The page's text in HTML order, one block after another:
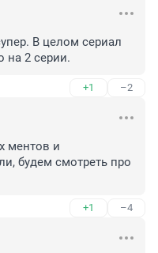
В целом сериал
на 2 серии.
+1 –2
ментов и
будем смотреть про
+1 –4